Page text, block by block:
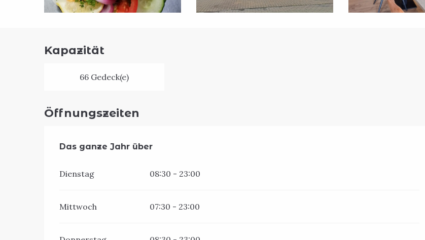
Kapazität
66 Gedeck(e)
Öffnungszeiten
Das ganze Jahr über
Das ganze Jahr über
Dienstag 08:30 - 23:00
Mittwoch 07:30 - 23:00